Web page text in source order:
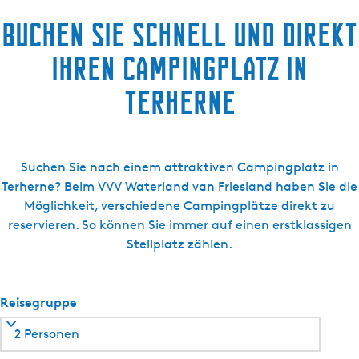
H
e
rBuchen Sie schnell und direkt
Ihren Campingplatz in
Terherne
Suchen Sie nach einem attraktiven Campingplatz in
Terherne? Beim VVV Waterland van Friesland haben Sie die
Möglichkeit, verschiedene Campingplätze direkt zu
reservieren. So können Sie immer auf einen erstklassigen
Stellplatz zählen.
Reisegruppe
2 Personen